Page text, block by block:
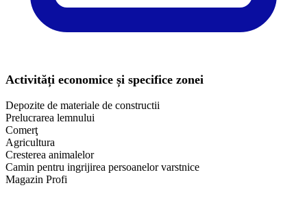
Activități economice și specifice zonei
Depozite de materiale de constructii
Prelucrarea lemnului
Comerţ
Agricultura
Cresterea animalelor
Camin pentru ingrijirea persoanelor varstnice
Magazin Profi